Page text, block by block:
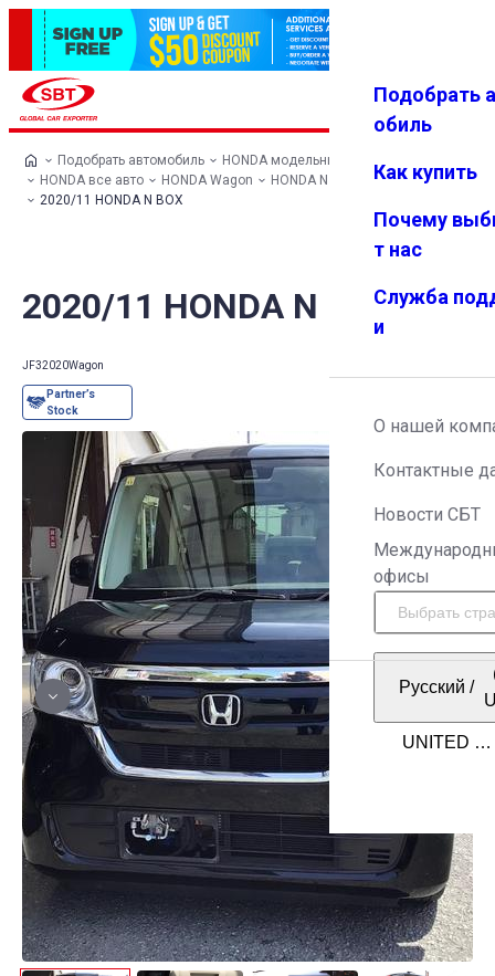
Избранн
Меню
Подобрать
обиль
Как купить
Почему
т нас
Служба
и
О нашей
Контактные
Новости СБТ
офисы
Русский /
Подобрать автомобиль
HONDA модельный ряд
HONDA все авто
HONDA Wagon
HONDA N BOX
2020/11 HONDA N BOX
2020/11 HONDA N BOX
JF32020Wagon